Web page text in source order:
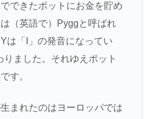
できたポットにお金を貯め
（英語で）Pyggと呼ばれ
は「I」の発音になってい
ました。それゆえポット
す。
まれたのはヨーロッパでは